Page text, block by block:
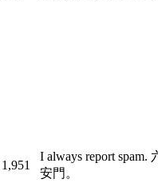
1,951
I always report spam.
安門。